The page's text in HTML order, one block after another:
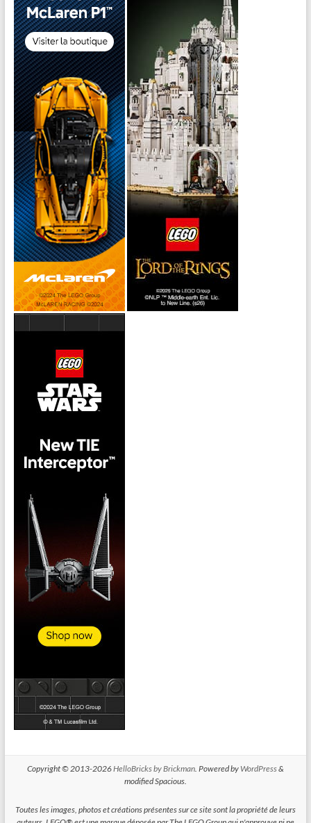
Copyright © 2013-2026HelloBricks by Brickman. Powered by WordPress&
modified Spacious.
Toutes les images, photos et créations présentes sur ce site sont la propriété de leurs